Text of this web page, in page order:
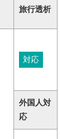
旅行透析
対応
外国人対
応